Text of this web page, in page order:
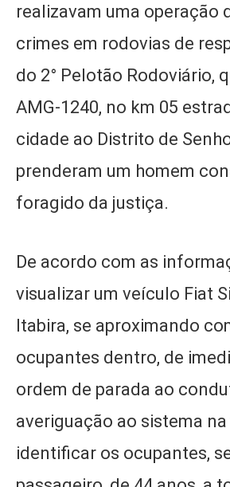
realizavam uma operação
crimes em rodovias de
do 2° Pelotão Rodoviário,
AMG-1240, no km 05
cidade ao Distrito de
prenderam um homem
foragido da justiça.
De acordo com as
visualizar um veículo Fiat
Itabira, se aproximando
ocupantes dentro, de
ordem de parada ao
averiguação ao sistema
identificar os ocupantes,